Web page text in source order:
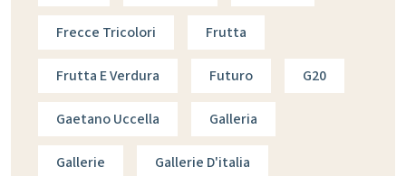
Frecce Tricolori Frutta
Frutta E Verdura Futuro G20
Gaetano Uccella Galleria
Gallerie Gallerie D'italia